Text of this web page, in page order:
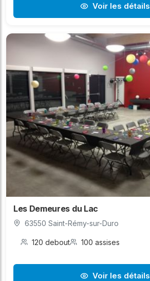
Voir les détails
Les Demeures du Lac
63550 Saint-Rémy-sur-Duro
120 debout 100 assises
Voir les détails